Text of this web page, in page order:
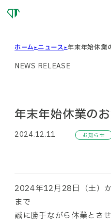
ホーム ニュース 年末年始休業
NEWS RELEASE
年末年始休業の
2024.12.11 お知らせ
2024年12月28日（土）
まで
誠に勝手ながら休業とさせ